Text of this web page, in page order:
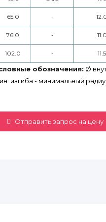
65.0 -
76.0 - 11.0
102.0 - 11.5
обозначения: Ø
изгиба - минимальный
Отправить запрос на цену